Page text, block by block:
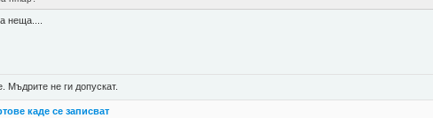
неща....
Мъдрите не ги допускат.
каде се записват